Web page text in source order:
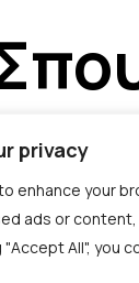
privacy
enhance your
ads or content,
"Accept All", you